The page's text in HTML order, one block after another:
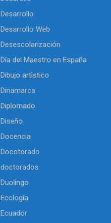
Desarrollo
Desarrollo Web
Desescolarización
Día del Maestro en España
Dibujo artìstico
Dinamarca
Diplomado
Diseño
Docencia
Docotorado
doctorados
Duolingo
Ecología
Ecuador